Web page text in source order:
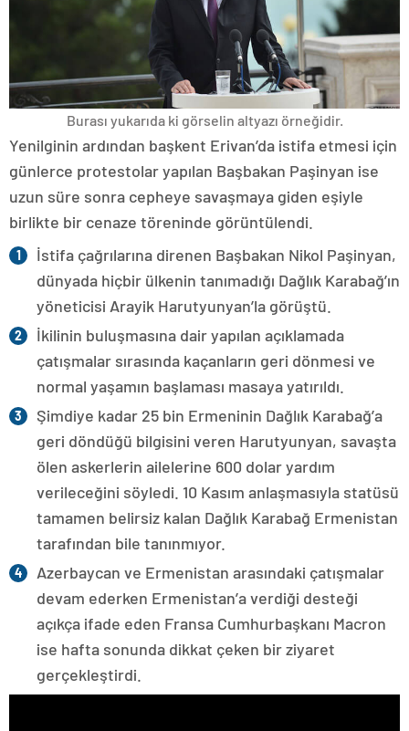
Burası yukarıda ki görselin altyazı örneğidir.
Yenilginin ardından başkent Erivan’da istifa etmesi için
günlerce protestolar yapılan Başbakan Paşinyan ise
uzun süre sonra cepheye savaşmaya giden eşiyle
birlikte bir cenaze töreninde görüntülendi.
İstifa çağrılarına direnen Başbakan Nikol Paşinyan,
dünyada hiçbir ülkenin tanımadığı Dağlık Karabağ’ın
yöneticisi Arayik Harutyunyan’la görüştü.
İkilinin buluşmasına dair yapılan açıklamada
çatışmalar sırasında kaçanların geri dönmesi ve
normal yaşamın başlaması masaya yatırıldı.
Şimdiye kadar 25 bin Ermeninin Dağlık Karabağ’a
geri döndüğü bilgisini veren Harutyunyan, savaşta
ölen askerlerin ailelerine 600 dolar yardım
verileceğini söyledi. 10 Kasım anlaşmasıyla statüsü
tamamen belirsiz kalan Dağlık Karabağ Ermenistan
tarafından bile tanınmıyor.
Azerbaycan ve Ermenistan arasındaki çatışmalar
devam ederken Ermenistan’a verdiği desteği
açıkça ifade eden Fransa Cumhurbaşkanı Macron
ise hafta sonunda dikkat çeken bir ziyaret
gerçekleştirdi.